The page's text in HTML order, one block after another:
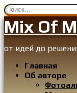
Перейти
к
содержанию
Search
for:
Mix Of
от идей до
Главная
Об авторе